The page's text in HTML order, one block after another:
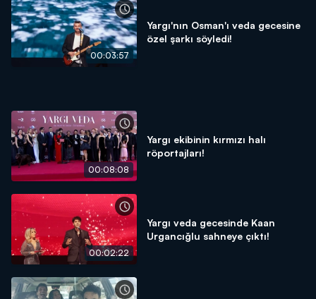
00:03:57
Yargı'nın Osman'ı veda gecesine
özel şarkı söyledi!
00:08:08
Yargı ekibinin kırmızı halı
röportajları!
00:02:22
Yargı veda gecesinde Kaan
Urgancığlu sahneye çıktı!